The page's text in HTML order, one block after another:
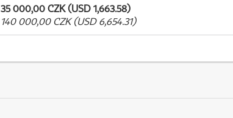
35 000,00 CZK (USD 1,663.58)
140 000,00 CZK (USD 6,654.31)